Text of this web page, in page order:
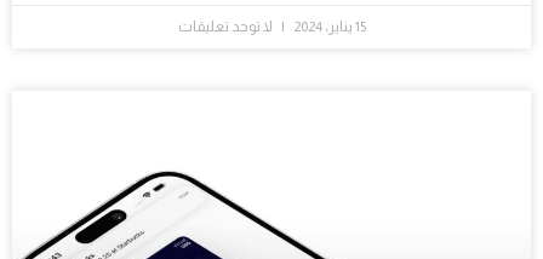
15 يناير، 2024 لا توجد تعليقات